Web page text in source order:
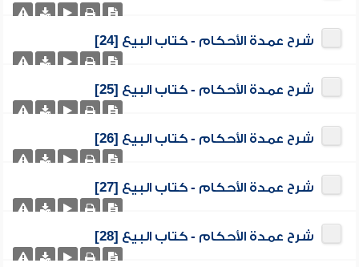
شرح عمدة الأحكام - كتاب البيع [24]
شرح عمدة الأحكام - كتاب البيع [25]
شرح عمدة الأحكام - كتاب البيع [26]
شرح عمدة الأحكام - كتاب البيع [27]
شرح عمدة الأحكام - كتاب البيع [28]